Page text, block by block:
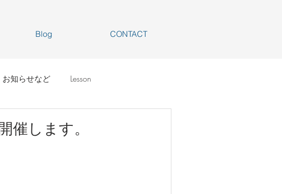
Blog CONTACT
お知らせなど Lesson
します。